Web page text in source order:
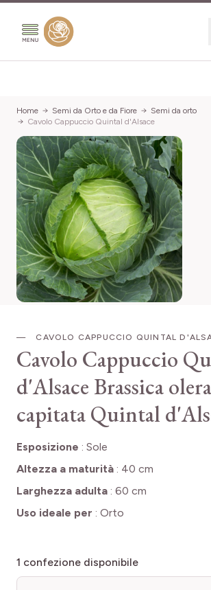
Home Semi da Orto e da Fiore
Semi da orto
Cavolo Cappuccio Quintal d'Alsace
CAVOLO CAPPUCCIO QUINTAL
Cavolo Cappuccio
d'Alsace Brassica
capitata Quintal
Esposizione : Sole
Altezza a maturità : 40 cm
Larghezza adulta : 60 cm
Uso ideale per : Orto
1 confezione disponibile